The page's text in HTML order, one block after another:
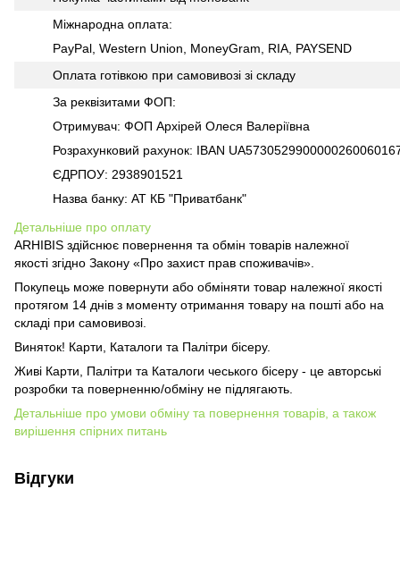
Міжнародна оплата:
PayPal, Western Union, MoneyGram, RIA, PAYSEND
Оплата готівкою при самовивозі зі складу
За реквізитами ФОП:
Отримувач: ФОП Архірей Олеся Валеріївна
Розрахунковий рахунок: IBAN
ЄДРПОУ: 2938901521
Назва банку: АТ КБ "Приватбанк"
Детальніше про оплату
ARHIBIS здійснює повернення та обмін товарів належної
якості згідно Закону «Про захист прав споживачів».
Покупець може повернути або обміняти товар належної якості
протягом 14 днів з моменту отримання товару на пошті або на
складі при самовивозі.
Виняток! Карти, Каталоги та Палітри бісеру.
Живі Карти, Палітри та Каталоги чеського бісеру - це авторські
розробки та поверненню/обміну не підлягають.
Детальніше про умови обміну та повернення товарів, а також
вирішення спірних питань
Відгуки